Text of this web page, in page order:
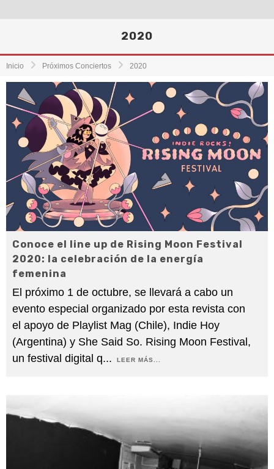
2020
Inicio Próximos Conciertos 2020
Conoce el line up de Rising Moon Festival
2020: la celebración de la energía
femenina
El próximo 1 de octubre, se llevará a cabo un
evento especial organizado por esta revista con
el apoyo de Playlist Mag (Chile), Indie Hoy
(Argentina) y She Said So. Rising Moon Festival,
un festival digital q... LEER MÁS...